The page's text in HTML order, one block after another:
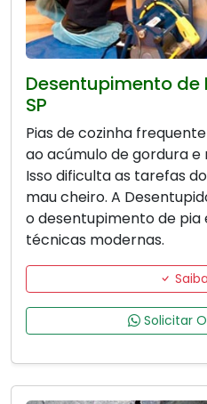
Desentupimento
SP
Pias de cozinha
ao acúmulo de gordura e
Isso dificulta as tarefas
mau cheiro. A
o desentupimento de pia
técnicas modernas.
Solicitar